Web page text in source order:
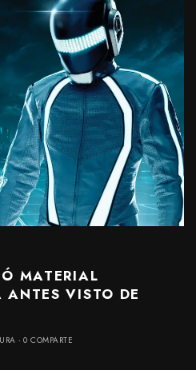
MATERIAL
ANTES VISTO DE
0 COMPARTE